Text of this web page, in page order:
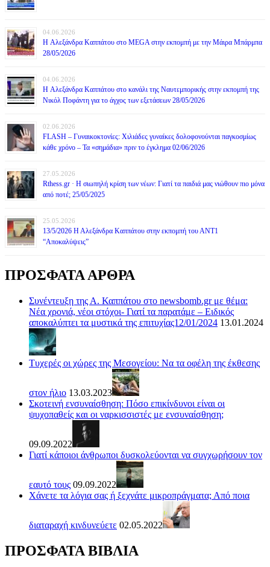
04.06.2026
H Αλεξάνδρα Καππάτου στο MEGA στην εκπομπή με την Μάιρα Mπάρμπα
28/05/2026
04.06.2026
H Αλεξάνδρα Καππάτου στο κανάλι της Ναυτεμπορικής στην εκπομπή της
Νικόλ Ποφάντη για το άγχος των εξετάσεων 28/05/2026
02.06.2026
FLASH – Γυναικοκτονίες: Χιλιάδες γυναίκες δολοφονούνται παγκοσμίως
κάθε χρόνο – Τα «σημάδια» πριν το έγκλημα 02/06/2026
27.05.2026
Rthess.gr · Η σιωπηλή κρίση των νέων: Γιατί τα παιδιά μας νιώθουν πιο μόνα
από ποτέ; 25/05/2025
25.05.2026
13/5/2026 Η Αλεξάνδρα Καππάτου στην εκπομπή του ΑΝΤ1
“Αποκαλύψεις”
ΠΡΟΣΦΑΤΑ ΑΡΘΡΑ
Συνέντευξη της Α. Καππάτου στο newsbomb.gr με θέμα:
Νέα χρονιά, νέοι στόχοι- Γιατί τα παρατάμε – Ειδικός
αποκαλύπτει τα μυστικά της επιτυχίας12/01/2024 13.01.2024
Τυχερές οι χώρες της Μεσογείου: Να τα οφέλη της έκθεσης
στον ήλιο 13.03.2023
Σκοτεινή ενσυναίσθηση: Πόσο επικίνδυνοι είναι οι
ψυχοπαθείς και οι ναρκισσιστές με ενσυναίσθηση;
09.09.2022
Γιατί κάποιοι άνθρωποι δυσκολεύονται να συγχωρήσουν τον
εαυτό τους 09.09.2022
Χάνετε τα λόγια σας ή ξεχνάτε μικροπράγματα; Από ποια
διαταραχή κινδυνεύετε 02.05.2022
ΠΡΟΣΦΑΤΑ ΒΙΒΛΙΑ